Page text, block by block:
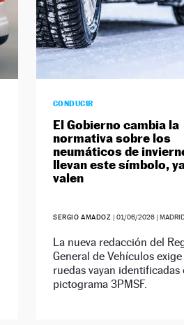
CONDUCIR
El Gobierno cambia la
normativa sobre los
neumáticos de
llevan este símbolo,
valen
SERGIO AMADOZ | 01/06/2026|
La nueva redacción del
General de Vehículos
ruedas vayan identificadas
pictograma 3PMSF.